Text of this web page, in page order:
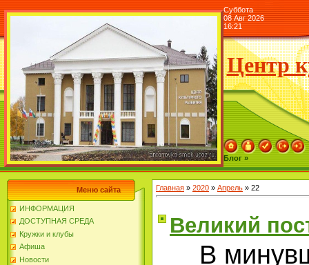
Суббота
08 Авг 2026
16:21
Центр
Блог »
Меню сайта
ИНФОРМАЦИЯ
ДОСТУПНАЯ СРЕДА
Кружки и клубы
Афиша
Новости
Главная » 2020 » Апрель » 22
Великий
В